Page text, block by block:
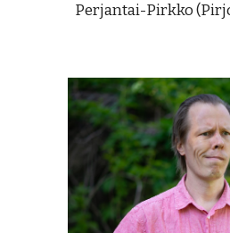
Perjantai-Pirkko